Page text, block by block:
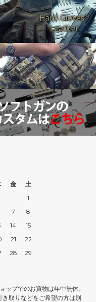
金
土
1
7
8
14
15
21
22
28
29
ップでのお買物は年中無休、
取りなどをご希望の方は別